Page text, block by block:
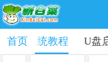
系统教程 U盘
首页